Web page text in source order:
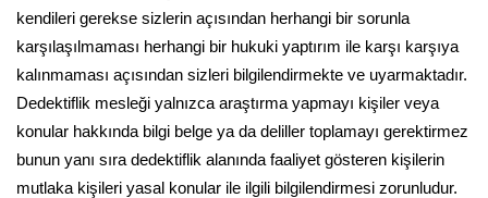
kendileri gerekse sizlerin açısından herhangi bir sorunla
karşılaşılmaması herhangi bir hukuki yaptırım ile karşı karşıya
kalınmaması açısından sizleri bilgilendirmekte ve uyarmaktadır.
Dedektiflik mesleği yalnızca araştırma yapmayı kişiler veya
konular hakkında bilgi belge ya da deliller toplamayı gerektirmez
bunun yanı sıra dedektiflik alanında faaliyet gösteren kişilerin
mutlaka kişileri yasal konular ile ilgili bilgilendirmesi zorunludur.